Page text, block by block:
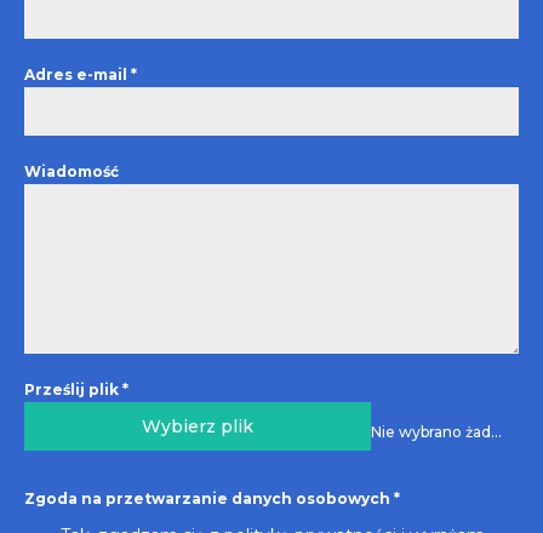
Adres e-mail *
Wiadomość
Prześlij plik *
Wybierz plik Nie wybrano żadnego pliku
Zgoda na przetwarzanie danych osobowych *